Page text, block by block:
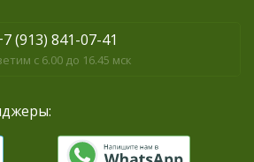
(913) 841-07-41
с 6.00 до 16.45 мск